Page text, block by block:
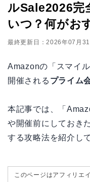
ルSale2026完
いつ？何がお
最終更新日：2026年07月31
Amazonの「スマイ
開催される プライム
本記事では、「
や開催前にしておき
する攻略法を紹介し
このページはアフィリエ